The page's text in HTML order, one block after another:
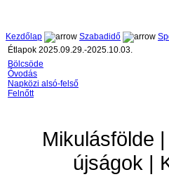
Kezdőlap Szabadidő
Étlapok 2025.09.29.-2025.10.03.
Bölcsöde
Óvodás
Napközi alsó-felső
Felnőtt
Mikulásfölde
újságok |